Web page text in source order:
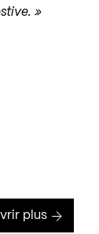
»
plus